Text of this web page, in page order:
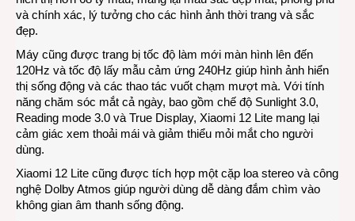
và chính xác, lý tưởng cho các hình ảnh thời trang và sắc
đẹp.
Máy cũng được trang bị tốc độ làm mới màn hình lên đến
120Hz và tốc độ lấy mẫu cảm ứng 240Hz giúp hình ảnh hiển
thị sống động và các thao tác vuốt chạm mượt mà. Với tính
năng chăm sóc mắt cả ngày, bao gồm chế độ Sunlight 3.0,
Reading mode 3.0 và True Display, Xiaomi 12 Lite mang lại
cảm giác xem thoải mái và giảm thiểu mỏi mắt cho người
dùng.
Xiaomi 12 Lite cũng được tích hợp một cặp loa stereo và công
nghệ Dolby Atmos giúp người dùng dễ dàng đắm chìm vào
không gian âm thanh sống động.